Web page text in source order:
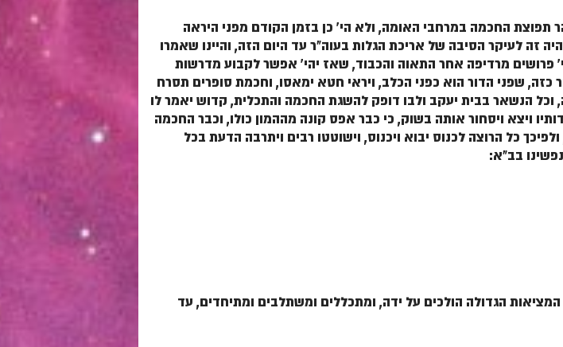
תפוצת החכמה במרחבי האומה, ולא הי' כן בזמן הקודם מפני היראה
זה לעיקר הסיבה של אריכת הגלות בעוה"ר עד היום הזה, והיינו שאמרו
פרושים מרדיפה אחר התאוה והכבוד, שאז יהי' אפשר לקבוע מדרשות
כזה, שפני הדור הוא כפני הכלב, ויראי חטא ימאסו, וחכמת סופרים תסרח
הנשאר בבית יעקב ולבו דופק להשגת החכמה והתכלית, קדוש יאמר לו
ויצא ויסחור אותה בשוק, כי כבר אפס קונה מההמון כולו, וכבר החכמה
כל הרוצה לכנוס יבוא ויכנוס, וישוטטו רבים ויתרבה הדעת בכל
בב"א:
הגדולה הולכים על ידה, ומתכללים ומשתלבים ומתיחדים, עד